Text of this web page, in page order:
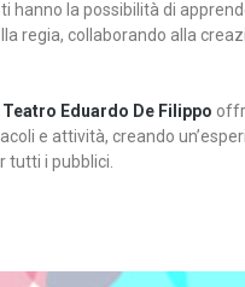
hanno la possibilità di
regia, collaborando alla
Teatro Eduardo De Filippo
e attività, creando
tutti i pubblici.